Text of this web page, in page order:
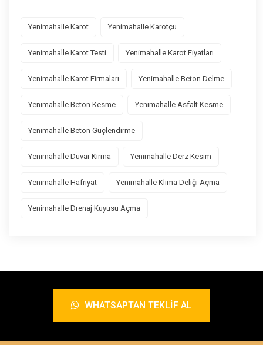
Yenimahalle Karot Yenimahalle Karotçu
Yenimahalle Karot Testi Yenimahalle Karot Fiyatları
Yenimahalle Karot Firmaları Yenimahalle Beton Delme
Yenimahalle Beton Kesme Yenimahalle Asfalt Kesme
Yenimahalle Beton Güçlendirme
Yenimahalle Duvar Kırma Yenimahalle Derz Kesim
Yenimahalle Hafriyat Yenimahalle Klima Deliği Açma
Yenimahalle Drenaj Kuyusu Açma
WHATSAPTAN TEKLIF AL